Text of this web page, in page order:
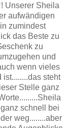
Unserer Sheila
aufwändigen
zumindest
das Beste zu
zu
und
wenn vieles
steht
Stelle ganz
schnell bei
weg........aber